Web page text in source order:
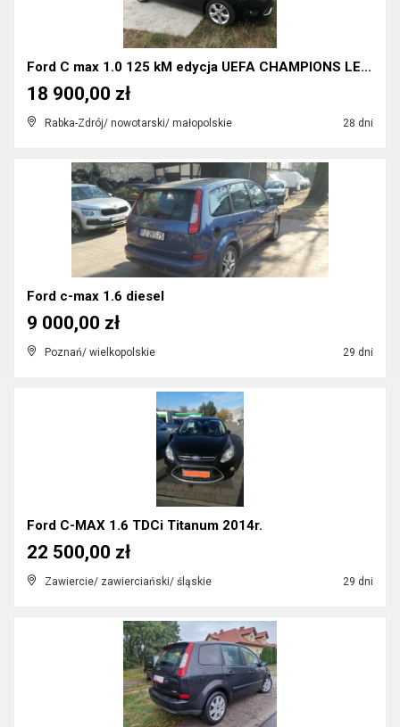
Ford C max 1.0 125 kM edycja UEFA CHAMPIONS LEAGUE...
Rabka-Zdrój/ nowotarski/ małopolskie 28 dni
18 900,00 zł
Ford c-max 1.6 diesel
Poznań/ wielkopolskie 29 dni
9 000,00 zł
Ford C-MAX 1.6 TDCi Titanum 2014r.
Zawiercie/ zawierciański/ śląskie 29 dni
22 500,00 zł